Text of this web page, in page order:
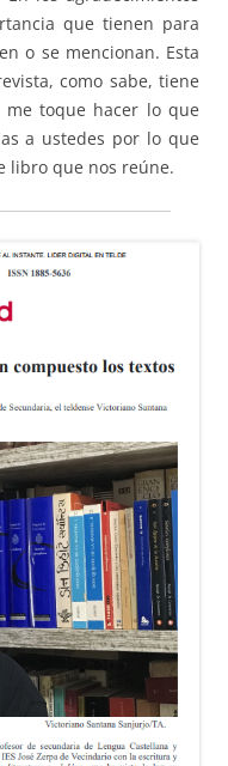
que tienen para
o se mencionan. Esta
como sabe, tiene
toque hacer lo que
a ustedes por lo que
libro que nos reúne.